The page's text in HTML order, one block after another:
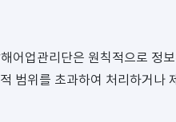
어업관리단은 원칙적으로 정
범위를 초과하여 처리하거나